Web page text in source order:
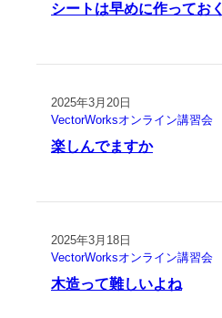
シートは早めに作っておく
2025年3月20日
VectorWorksオンライン講習会
楽しんでますか
2025年3月18日
VectorWorksオンライン講習会
木造って難しいよね